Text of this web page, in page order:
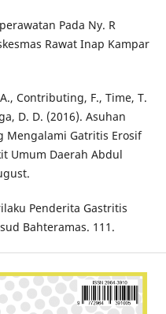
Pada Ny. R
Rawat Inap Kampar
Contributing, F., Time, T.
D. D. (2016). Asuhan
Mengalami Gatritis Erosif
Umum Daerah Abdul
Penderita Gastritis
Bahteramas. 111.